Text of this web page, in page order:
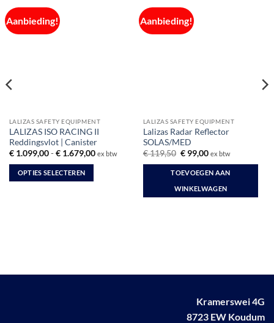
Aanbieding!
LALIZAS SAFETY EQUIPMENT
LALIZAS ISO RACING II
Reddingsvlot | Canister
€1.099,00 - €1.679,00Prijsklasse:
ex btw
OPTIES SELECTEREN
kan
Aanbieding!
LALIZAS SAFETY EQUIPMENT
Lalizas Radar Reflector
SOLAS/MED
€119,50 Oorspronkelijke
was:
€ 119,50.
€99,00Huidige
is:
€ 99,00.
ex btw
TOEVOEGEN AAN
WINKELWAGEN
Kramerswei 4G
8723 EW Koudum